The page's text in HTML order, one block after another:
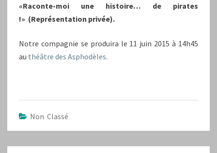
«Raconte-moi une histoire… de pirates
!» (Représentation privée).
Notre compagnie se produira le 11 juin 2015 à 14h45
au théâtre des Asphodèles.
Non Classé